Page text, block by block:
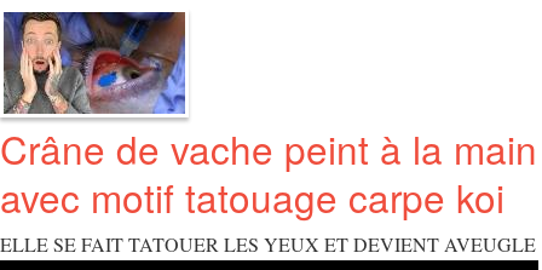
Crâne de vache peint à la main
avec motif tatouage carpe koi
ELLE SE FAIT TATOUER LES YEUX ET DEVIENT AVEUGLE